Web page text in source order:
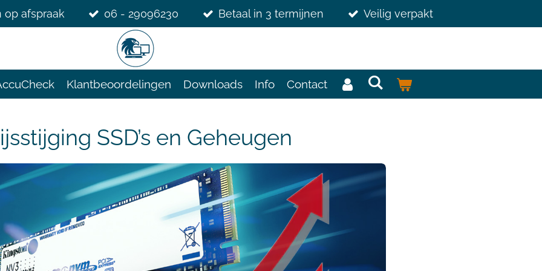
op afspraak 06 - 29096230 Betaal in 3 termijnen Veilig verpakt
Klantbeoordelingen Downloads Info Contact
SSD’s en Geheugen